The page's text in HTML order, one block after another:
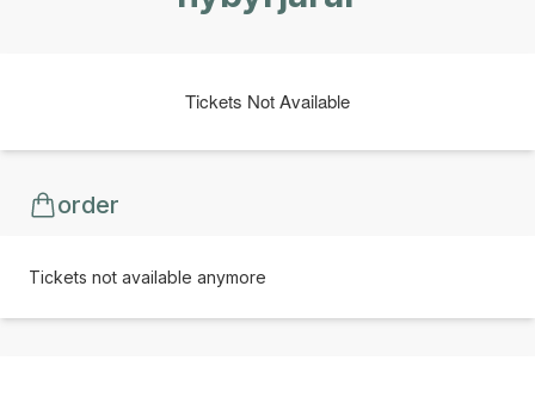
Tickets Not Available
order
Tickets not available anymore